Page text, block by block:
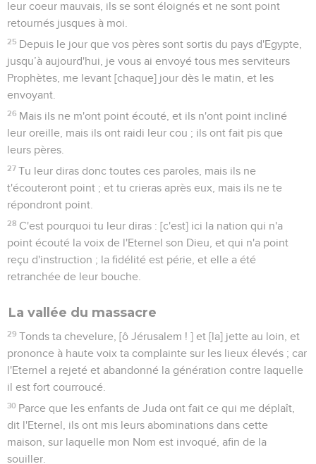
leur coeur mauvais, ils se sont éloignés et ne sont point
retournés jusques à moi.
25 Depuis le jour que vos pères sont sortis du pays d'Egypte,
jusqu’à aujourd'hui, je vous ai envoyé tous mes serviteurs
Prophètes, me levant [chaque] jour dès le matin, et les
envoyant.
26 Mais ils ne m'ont point écouté, et ils n'ont point incliné
leur oreille, mais ils ont raidi leur cou ; ils ont fait pis que
leurs pères.
27 Tu leur diras donc toutes ces paroles, mais ils ne
t'écouteront point ; et tu crieras après eux, mais ils ne te
répondront point.
28 C'est pourquoi tu leur diras : [c'est] ici la nation qui n'a
point écouté la voix de l'Eternel son Dieu, et qui n'a point
reçu d'instruction ; la fidélité est périe, et elle a été
retranchée de leur bouche.
La vallée du massacre
29 Tonds ta chevelure, [ô Jérusalem ! ] et [la] jette au loin, et
prononce à haute voix ta complainte sur les lieux élevés ; car
l'Eternel a rejeté et abandonné la génération contre laquelle
il est fort courroucé.
30 Parce que les enfants de Juda ont fait ce qui me déplaît,
dit l'Eternel, ils ont mis leurs abominations dans cette
maison, sur laquelle mon Nom est invoqué, afin de la
souiller.